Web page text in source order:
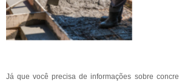
Já que você precisa de informações sobre